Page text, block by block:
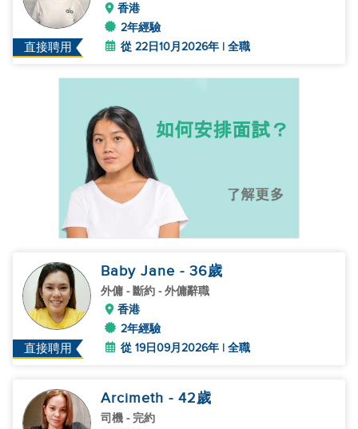
直接聘用
香港
2年經驗
從 22日10月2026年 | 全職
直接聘用
Baby Jane - 36歲
外傭 - 斷約 - 外傭辭職
香港
2年經驗
從 19日09月2026年 | 全職
Arcimeth - 42歲
司機 - 完約